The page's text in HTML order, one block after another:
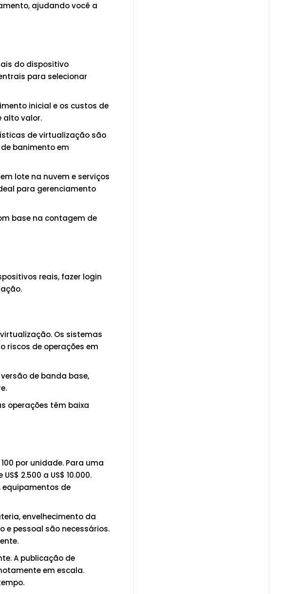
ajudando você a
do dispositivo
para selecionar
inicial e os custos de
alto valor.
de virtualização são
banimento em
lote na nuvem e serviços
para gerenciamento
base na contagem de
reais, fazer login
Os sistemas
riscos de operações em
versão de banda base,
operações têm baixa
por unidade. Para uma
2.500 a US$ 10.000.
equipamentos de
envelhecimento da
e pessoal são necessários.
A publicação de
em escala.